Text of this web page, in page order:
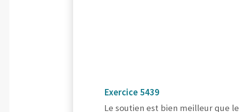
Exercice 5439
Le soutien est bien meilleur que